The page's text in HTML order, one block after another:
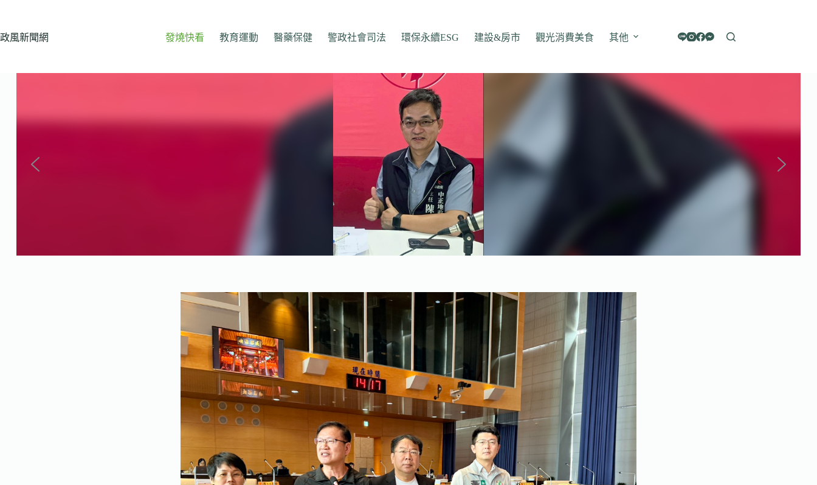
主
政風新聞網 發燒快看 教育運動 醫藥保健 警政社會司法 環保永續ESG 建設&房市 觀光消費美食 其他